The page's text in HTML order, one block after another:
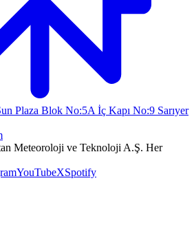
Plaza Blok No:5A İç Kapı No:9 Sarıyer
Meteoroloji ve Teknoloji A.Ş. Her
YouTubeXSpotify